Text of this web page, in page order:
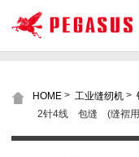
HOME > 工业缝纫机 >
2针4线 包缝 (缝褶